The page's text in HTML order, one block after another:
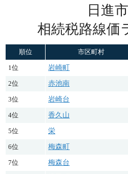
日進
相続税路線価
順位 市区町村
1位 岩崎町
2位 赤池南
3位 岩崎台
4位 香久山
5位 栄
6位 梅森町
7位 梅森台